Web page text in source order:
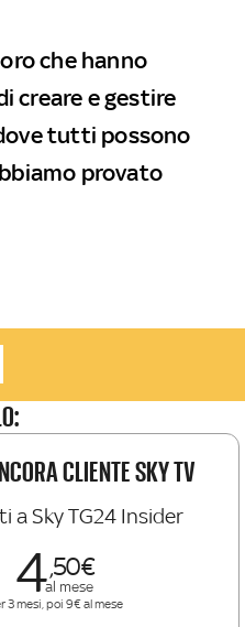
che hanno
creare e gestire
tutti possono
provato
CLIENTE SKY TV
a Sky TG24 Insider
450
al mese
3 mesi, poi 9€ al mese